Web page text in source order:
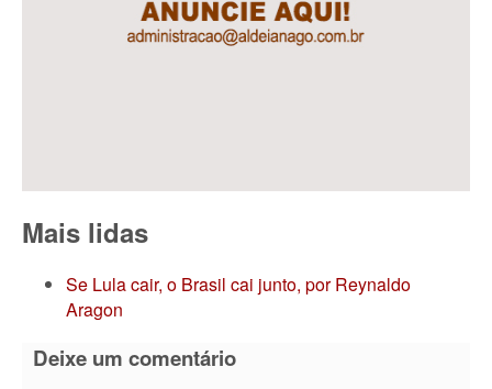
Mais lidas
Se Lula cair, o Brasil cai junto, por Reynaldo
Aragon
Deixe um comentário